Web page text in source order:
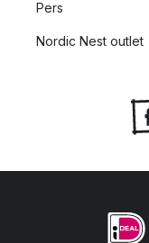
Pers
Nordic Nest outlet